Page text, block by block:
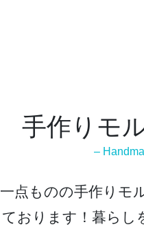
手作りモ
–
一点ものの手作りモ
ております！暮らし